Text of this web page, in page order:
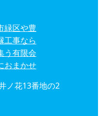
ノ花13番地の2